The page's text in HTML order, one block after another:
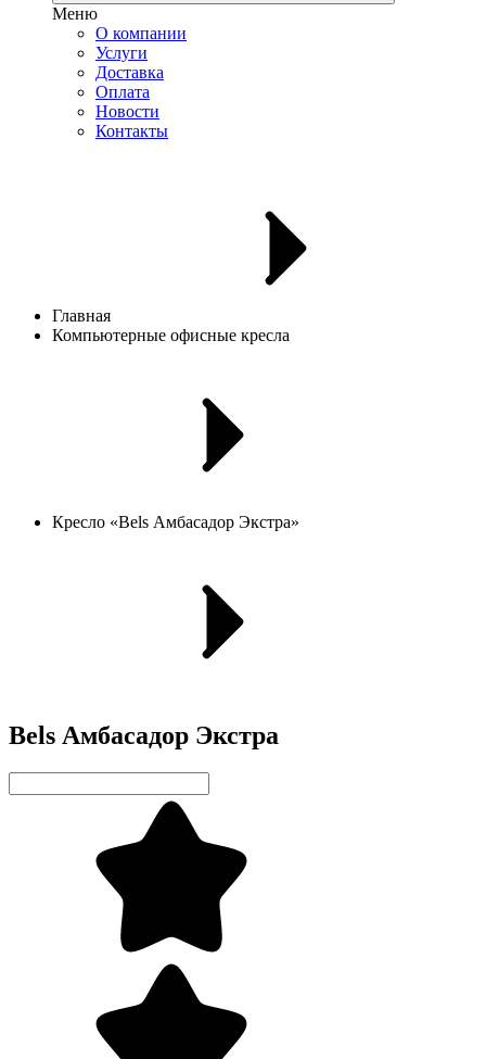
Меню
О компании
Услуги
Доставка
Оплата
Новости
Контакты
Главная
Компьютерные офисные кресла
Кресло «Bels Амбасадор Экстра»
Bels Амбасадор Экстра